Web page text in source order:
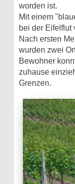
worden ist.
Mit einem
bei der Eifelflut
Nach ersten
wurden zwei
Bewohner
zuhause
Grenzen.